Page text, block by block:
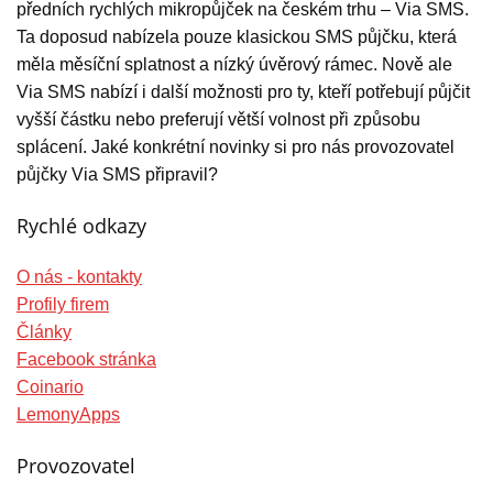
předních rychlých mikropůjček na českém trhu – Via SMS.
Ta doposud nabízela pouze klasickou SMS půjčku, která
měla měsíční splatnost a nízký úvěrový rámec. Nově ale
Via SMS nabízí i další možnosti pro ty, kteří potřebují půjčit
vyšší částku nebo preferují větší volnost při způsobu
splácení. Jaké konkrétní novinky si pro nás provozovatel
půjčky Via SMS připravil?
Rychlé odkazy
O nás - kontakty
Profily firem
Články
Facebook stránka
Coinario
LemonyApps
Provozovatel